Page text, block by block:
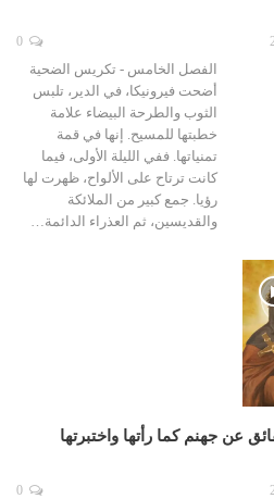
الفصل الخامس - تكريس الضحية
أضحت فيرونيكا، في الدير، تلبس
الثوب والطرحة البيضاء علامة
خطبتها للمسيح. إنها في قمة
تمنياتها. ففي الليلة الأولى، فيما
كانت ترتاح على الألواح، ظهرت لها
رؤيا. جمع كبير من الملائكة
والقديسين، ثم العذراء الدائمة…
عن جهنم كما رأتها واختبرتها